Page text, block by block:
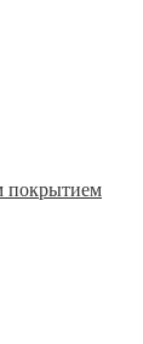
покрытием